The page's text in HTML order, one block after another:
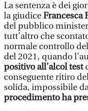
La sentenza è dei
la giudiceFrancesca
del pubblico
tutt’altro che
normale controllo
del 2021, quando
positivo all’alcol test
conseguente ritiro
solida, impossibile
procedimento ha